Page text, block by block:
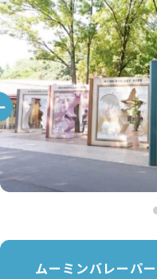
ムーミンバレーパ